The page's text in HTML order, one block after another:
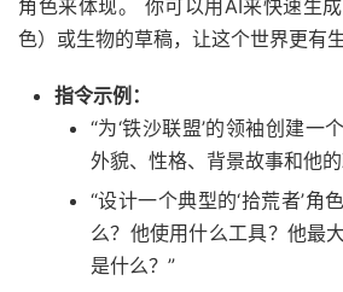
角色来体现。 你可以用AI来快速生
色）或生物的草稿，让这个世界更有生
指令示例：
“为‘铁沙联盟’的领袖创建一
外貌、性格、背景故事和他
“设计一个典型的‘拾荒者’角
么？他使用什么工具？他最
是什么？”